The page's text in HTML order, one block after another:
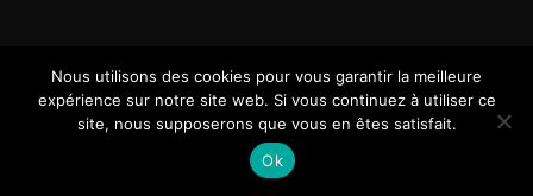
Nous utilisons des cookies pour vous garantir la meilleure
expérience sur notre site web. Si vous continuez à utiliser ce
site, nous supposerons que vous en êtes satisfait.
Ok